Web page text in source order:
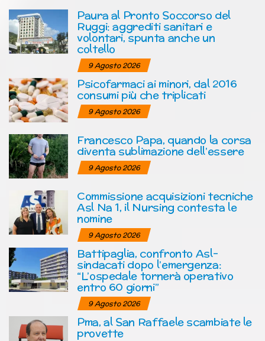
Paura al Pronto Soccorso del
Ruggi: aggrediti sanitari e
volontari, spunta anche un
coltello
9 Agosto 2026
Psicofarmaci ai minori, dal 2016
consumi più che triplicati
9 Agosto 2026
Francesco Papa, quando la corsa
diventa sublimazione dell’essere
9 Agosto 2026
Commissione acquisizioni tecniche
Asl Na 1, il Nursing contesta le
nomine
9 Agosto 2026
Battipaglia, confronto Asl-
sindacati dopo l’emergenza:
“L’ospedale tornerà operativo
entro 60 giorni”
9 Agosto 2026
Pma, al San Raffaele scambiate le
provette